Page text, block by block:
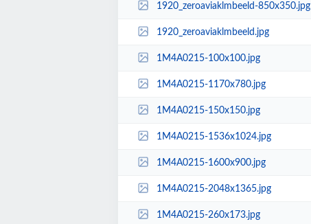
1920_zeroaviaklmbeeld-850x350.jpg
1920_zeroaviaklmbeeld.jpg
1M4A0215-100x100.jpg
1M4A0215-1170x780.jpg
1M4A0215-150x150.jpg
1M4A0215-1536x1024.jpg
1M4A0215-1600x900.jpg
1M4A0215-2048x1365.jpg
1M4A0215-260x173.jpg